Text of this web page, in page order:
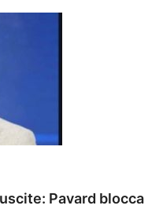
Pavard blocca